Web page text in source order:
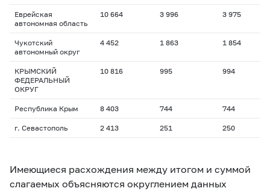
Еврейская
автономная область
10 664 3 996 3 975
Чукотский
автономный округ
4 452 1 863 1 854
КРЫМСКИЙ
ФЕДЕРАЛЬНЫЙ
ОКРУГ
10 816 995 994
Республика Крым 8 403 744 744
г. Севастополь 2 413 251 250
Имеющиеся расхождения между итогом и суммой
слагаемых объясняются округлением данных